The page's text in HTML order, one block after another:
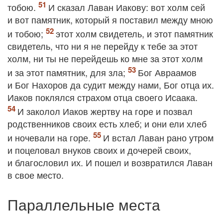
тобою.
И сказал Лаван Иакову: вот холм сей
и вот памятник, который я поставил между мною
и тобою;
этот холм свидетель, и этот памятник
свидетель, что ни я не перейду к тебе за этот
холм, ни ты не перейдешь ко мне за этот холм
и за этот памятник, для зла;
Бог Авраамов
и Бог Нахоров да судит между нами, Бог отца их.
Иаков поклялся страхом отца своего Исаака.
И заколол Иаков жертву на горе и позвал
родственников своих есть хлеб; и они ели хлеб
и ночевали на горе.
И встал Лаван рано утром
и поцеловал внуков своих и дочерей своих,
и благословил их. И пошел и возвратился Лаван
в свое место.
Параллельные места